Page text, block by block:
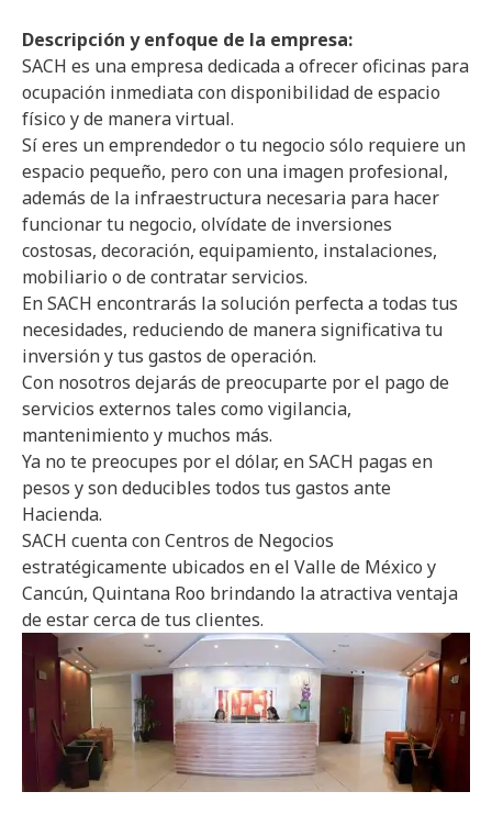
Descripción y enfoque de la empresa:
SACH es una empresa dedicada a ofrecer oficinas para
ocupación inmediata con disponibilidad de espacio
físico y de manera virtual.
Sí eres un emprendedor o tu negocio sólo requiere un
espacio pequeño, pero con una imagen profesional,
además de la infraestructura necesaria para hacer
funcionar tu negocio, olvídate de inversiones
costosas, decoración, equipamiento, instalaciones,
mobiliario o de contratar servicios.
En SACH encontrarás la solución perfecta a todas tus
necesidades, reduciendo de manera significativa tu
inversión y tus gastos de operación.
Con nosotros dejarás de preocuparte por el pago de
servicios externos tales como vigilancia,
mantenimiento y muchos más.
Ya no te preocupes por el dólar, en SACH pagas en
pesos y son deducibles todos tus gastos ante
Hacienda.
SACH cuenta con Centros de Negocios
estratégicamente ubicados en el Valle de México y
Cancún, Quintana Roo brindando la atractiva ventaja
de estar cerca de tus clientes.